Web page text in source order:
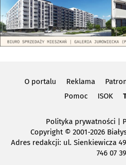
O portalu Reklama
Pomoc
ISOK
Polityka prywatności |
Copyright© 2001-2026
Adres redakcji: ul. Sienkiewicza
746 07 39